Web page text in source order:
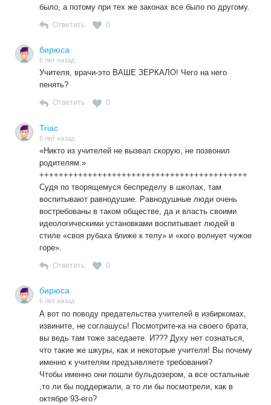
было, а потому при тех же законах все было по другому.
Ответить 0
бирюса
6 лет назад
Учителя, врачи-это ВАШЕ ЗЕРКАЛО! Чего на него
пенять?
Ответить 0
Triac
6 лет назад
«Никто из учителей не вызвал скорую, не позвонил
родителям.»
+++++++++++++++++++++++++++++++++++++++++++
Судя по творящемуся беспределу в школах, там
воспитывают равнодушие. Равнодушные люди очень
востребованы в таком обществе, да и власть своими
идеологическими установками воспитывает людей в
стиле «своя рубаха ближе к телу» и «кого волнует чужое
горе».
Ответить 0
бирюса
6 лет назад
А вот по поводу предательства учителей в избиркомах,
извините, не соглашусь! Посмотрите-ка на своего брата,
вы ведь там тоже заседаете. И??? Духу нет сознаться,
что такие же шкуры, как и некоторые учителя! Вы почему
именно к учителям предъявляете требования?
Чтобы именно они пошли бульдозером, а все остальные
,то ли бы поддержали, а то ли бы посмотрели, как в
октябре 93-его?